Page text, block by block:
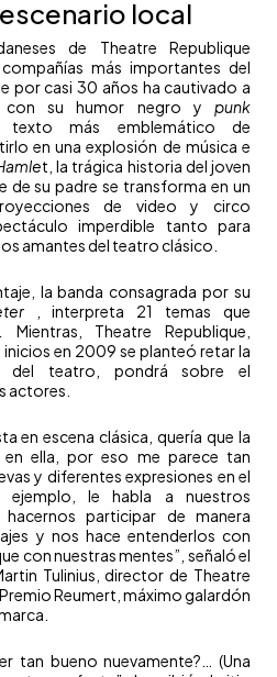
local
de Theatre Republique
más importantes del
por casi 30 años ha cautivado a
con su humor negro y punk
texto más emblemático de
en una explosión de música e
t, la trágica historia del joven
de su padre se transforma en un
de video y circo
imperdible tanto para
amantes del teatro clásico.
la banda consagrada por su
, interpreta 21 temas que
Mientras, Theatre Republique,
en 2009 se planteó retar la
del teatro, pondrá sobre el
actores.
en escena clásica, quería que la
en ella, por eso me parece tan
y diferentes expresiones en el
le habla a nuestros
participar de manera
y nos hace entenderlos con
con nuestras mentes”, señaló el
Tulinius, director de Theatre
Reumert, máximo galardón
tan bueno nuevamente?… (Una